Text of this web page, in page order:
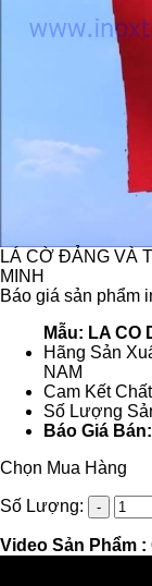
LÁ CỜ ĐẢNG VÀ
MINH
Báo giá sản phẩm
Mẫu: LA CO
Hãng Sản
NAM
Cam Kết
Số Lượng
Báo Giá
Chọn Mua Hàng
Số Lượng:
Video Sản Phẩm :